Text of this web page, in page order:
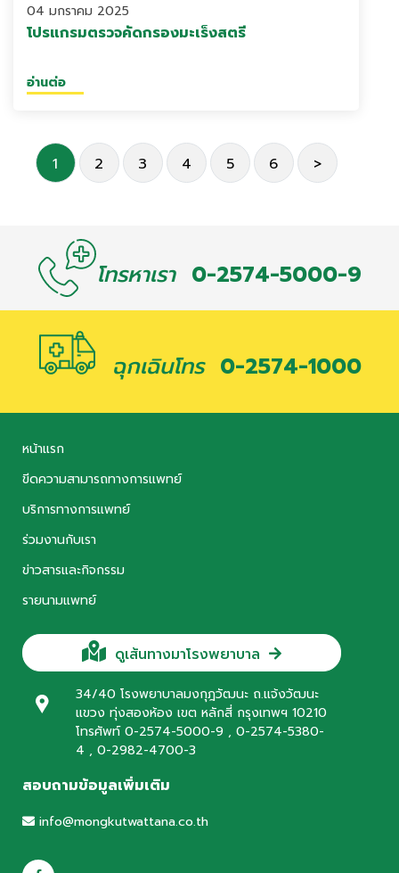
04 มกราคม 2025
โปรแกรมตรวจคัดกรองมะเร็งสตรี
อ่านต่อ
1 2 3 4 5 6 >
โทรหาเรา 0-2574-5000-9
ฉุกเฉินโทร 0-2574-1000
หน้าแรก
ขีดความสามารถทางการแพทย์
บริการทางการแพทย์
ร่วมงานกับเรา
ข่าวสารและกิจกรรม
รายนามแพทย์
ดูเส้นทางมาโรงพยาบาล
34/40 โรงพยาบาลมงกุฎวัฒนะ ถ.แจ้งวัฒนะ
แขวง ทุ่งสองห้อง เขต หลักสี่ กรุงเทพฯ 10210
โทรศัพท์ 0-2574-5000-9 , 0-2574-5380-
4 , 0-2982-4700-3
สอบถามข้อมูลเพิ่มเติม
info@mongkutwattana.co.th